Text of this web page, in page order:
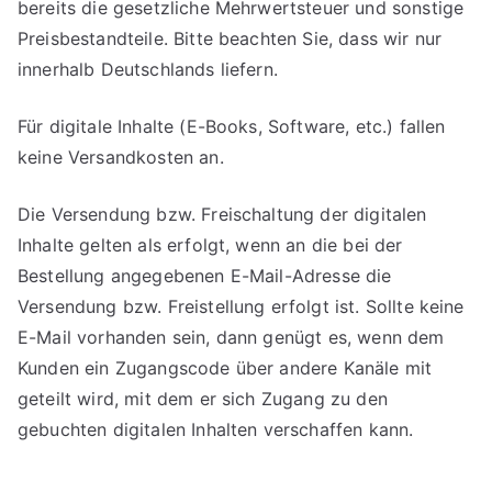
bereits die gesetzliche Mehrwertsteuer und sonstige
Preisbestandteile. Bitte beachten Sie, dass wir nur
innerhalb Deutschlands liefern.
Für digitale Inhalte (E-Books, Software, etc.) fallen
keine Versandkosten an.
Die Versendung bzw. Freischaltung der digitalen
Inhalte gelten als erfolgt, wenn an die bei der
Bestellung angegebenen E-Mail-Adresse die
Versendung bzw. Freistellung erfolgt ist. Sollte keine
E-Mail vorhanden sein, dann genügt es, wenn dem
Kunden ein Zugangscode über andere Kanäle mit
geteilt wird, mit dem er sich Zugang zu den
gebuchten digitalen Inhalten verschaffen kann.